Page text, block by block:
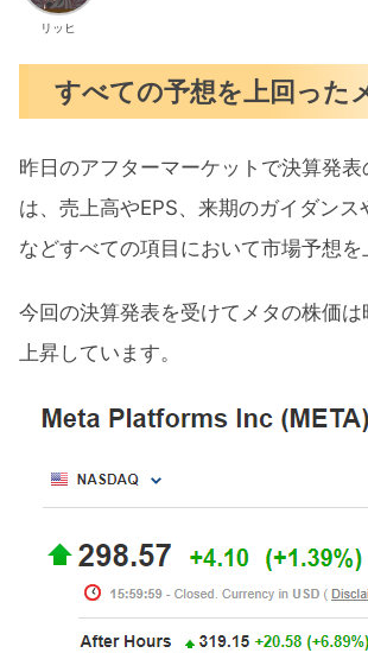
リッヒ
すべての予想を上回った
昨日のアフターマーケットで決算発表
は、売上高やEPS、来期のガイダンス
などすべての項目において市場予想を
今回の決算発表を受けてメタの株価は
上昇しています。